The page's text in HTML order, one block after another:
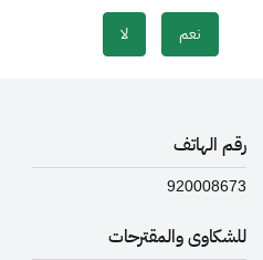
نعم لا
رقم الهاتف
920008673
للشكاوى والمقترحات